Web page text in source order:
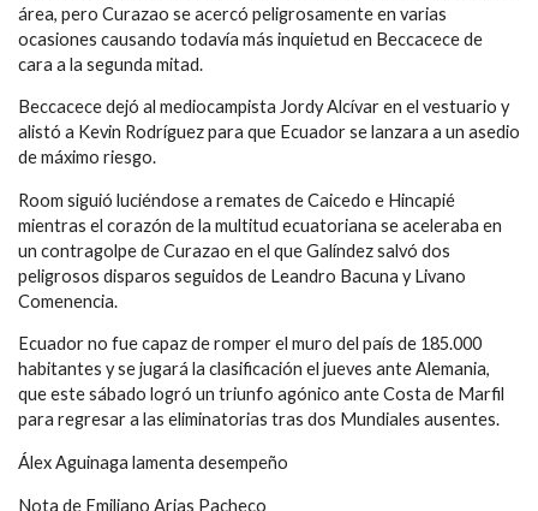
área, pero Curazao se acercó peligrosamente en varias
ocasiones causando todavía más inquietud en Beccacece de
cara a la segunda mitad.
Beccacece dejó al mediocampista Jordy Alcívar en el vestuario y
alistó a Kevin Rodríguez para que Ecuador se lanzara a un asedio
de máximo riesgo.
Room siguió luciéndose a remates de Caicedo e Hincapié
mientras el corazón de la multitud ecuatoriana se aceleraba en
un contragolpe de Curazao en el que Galíndez salvó dos
peligrosos disparos seguidos de Leandro Bacuna y Livano
Comenencia.
Ecuador no fue capaz de romper el muro del país de 185.000
habitantes y se jugará la clasificación el jueves ante Alemania,
que este sábado logró un triunfo agónico ante Costa de Marfil
para regresar a las eliminatorias tras dos Mundiales ausentes.
Álex Aguinaga lamenta desempeño
Nota de Emiliano Arias Pacheco